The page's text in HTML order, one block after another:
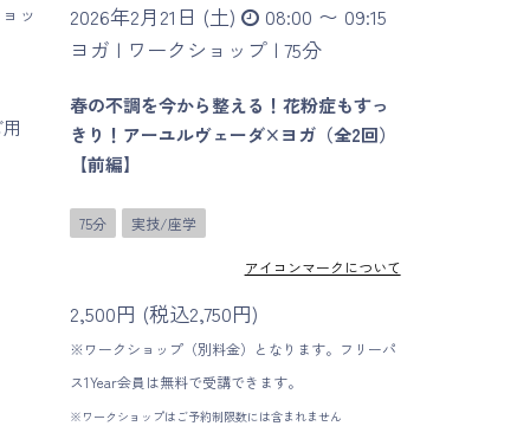
2026年2月21日 (土)
08:00 〜 09:15
ヨガ | ワークショップ | 75分
春の不調を今から整える！花粉症もすっ
きり！アーユルヴェーダ×ヨガ（全2回）
【前編】
75分 実技/座学
アイコンマークについて
2,500円 (税込2,750円)
※ワークショップ（別料金）となります。フリーパ
ス1Year会員は無料で受講できます。
※ワークショップはご予約制限数には含まれません
ッ